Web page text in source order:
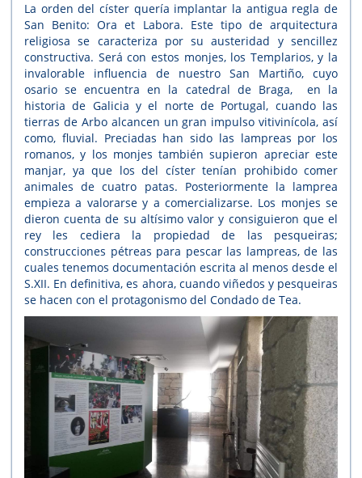
La orden del císter quería implantar la antigua regla de
San Benito: Ora et Labora. Este tipo de arquitectura
religiosa se caracteriza por su austeridad y sencillez
constructiva. Será con estos monjes, los Templarios, y la
invalorable influencia de nuestro San Martiño, cuyo
osario se encuentra en la catedral de Braga, en la
historia de Galicia y el norte de Portugal, cuando las
tierras de Arbo alcancen un gran impulso vitivinícola, así
como, fluvial. Preciadas han sido las lampreas por los
romanos, y los monjes también supieron apreciar este
manjar, ya que los del císter tenían prohibido comer
animales de cuatro patas. Posteriormente la lamprea
empieza a valorarse y a comercializarse. Los monjes se
dieron cuenta de su altísimo valor y consiguieron que el
rey les cediera la propiedad de las pesqueiras;
construcciones pétreas para pescar las lampreas, de las
cuales tenemos documentación escrita al menos desde el
S.XII. En definitiva, es ahora, cuando viñedos y pesqueiras
se hacen con el protagonismo del Condado de Tea.